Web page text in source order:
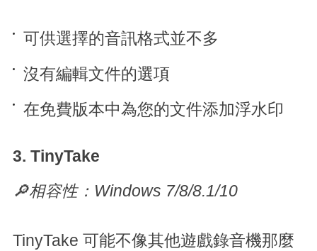
可供選擇的音訊格式並不多
沒有編輯文件的選項
在免費版本中為您的文件添加浮水印
3. TinyTake
🔎相容性：Windows 7/8/8.1/10
TinyTake 可能不像其他遊戲錄音機那麼